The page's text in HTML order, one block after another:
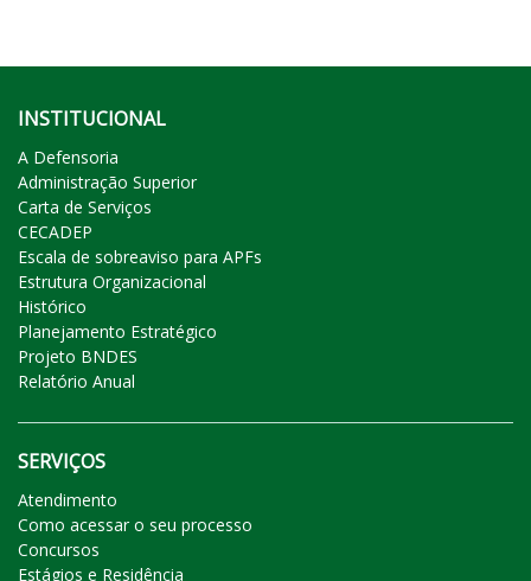
INSTITUCIONAL
A Defensoria
Administração Superior
Carta de Serviços
CECADEP
Escala de sobreaviso para APFs
Estrutura Organizacional
Histórico
Planejamento Estratégico
Projeto BNDES
Relatório Anual
SERVIÇOS
Atendimento
Como acessar o seu processo
Concursos
Estágios e Residência